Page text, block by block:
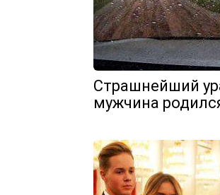
Страшнейший
мужчина